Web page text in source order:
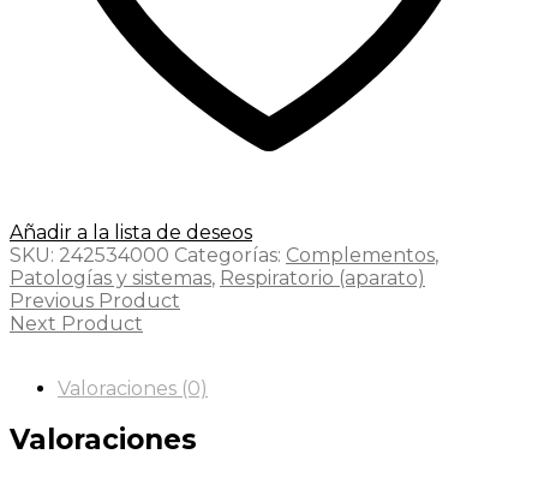
Añadir a la lista de deseos
SKU: 242534000 Categorías: Complementos,
Patologías y sistemas, Respiratorio (aparato)
Previous Product
Next Product
Valoraciones (0)
Valoraciones